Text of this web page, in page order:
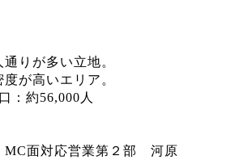
りが多い立地。
が高いエリア。
：約56,000人
面対応営業第２部 河原